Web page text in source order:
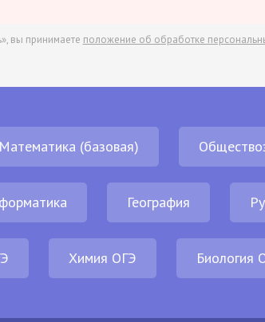
вы принимаете положение об обработке
Математика (базовая)
География
Химия ОГЭ Биология